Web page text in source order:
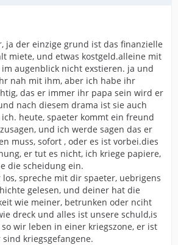
ja der einzige grund ist das finanzielle
miete, und etwas kostgeld.alleine mit
augenblick nicht exstieren. ja und
nah mit ihm, aber ich habe ihr
das er immer ihr papa sein wird er
nach diesem drama ist sie auch
heute, spaeter kommt ein freund
und ich werde sagen das er
muss, sofort , oder es ist vorbei.dies
er tut es nicht, ich kriege papiere,
die scheidung ein.
spreche mit dir spaeter, uebrigens
gelesen, und deiner hat die
wie meiner, betrunken oder nciht
dreck und alles ist unsere schuld,is
wir leben in einer kriegszone, er ist
kriegsgefangene.